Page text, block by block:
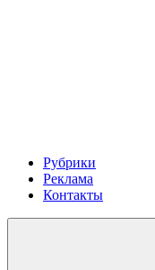
Рубрики
Реклама
Контакты